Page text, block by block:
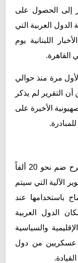
إلى الحصول على
الدول العربية التي
اللبنانية يوم
القاهرة.
لأول مرة منذ حوالي
التقرير لم يذكر
الأخيرة على
قالت التسريبات الاعلامية: إن مصر تقترح ضم نحو 20 ألفاً
الآلية التي سيتم
باستخدامها عند
الدول العربية
والسياسية
من دول